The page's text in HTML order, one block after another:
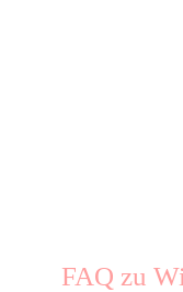
FAQ zu